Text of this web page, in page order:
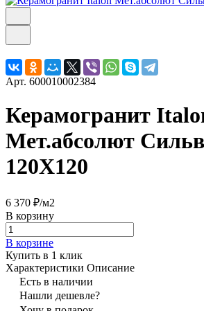
Арт. 600010002384
Керамогранит
Мет.абсолют
120X120
6 370 ₽/м2
В корзину
В корзине
Купить в 1 клик
Характеристики Описание
Есть в наличии
Нашли дешевле?